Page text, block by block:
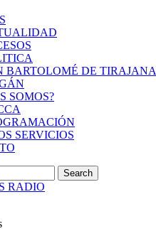
BARTOLOMÉ DE TIRAJANA
SOMOS?
SERVICIOS